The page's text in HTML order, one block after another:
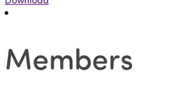
Members